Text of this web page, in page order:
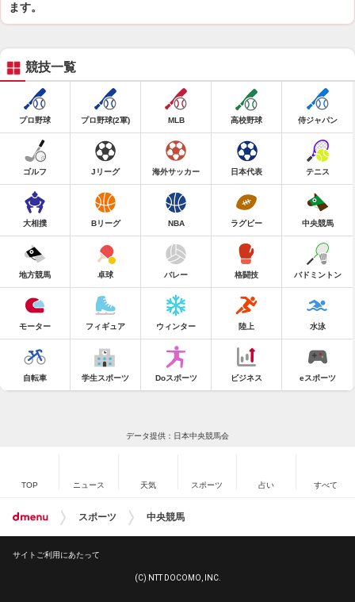
ます。
競技一覧
プロ野球 プロ野球(2軍) MLB 高校野球 侍ジャパン
ゴルフ Jリーグ 海外サッカー 日本代表 テニス
大相撲 Bリーグ NBA ラグビー 中央競馬
地方競馬 卓球 バレー 格闘技 バドミントン
モーター フィギュア ウィンター 陸上 水泳
自転車 学生スポーツ Doスポーツ ビジネス eスポーツ
データ提供：日本中央競馬会
TOP ニュース 天気 スポーツ 占い すべて
スポーツ 中央競馬
サイトご利用にあたって
(C) NTT DOCOMO, INC.